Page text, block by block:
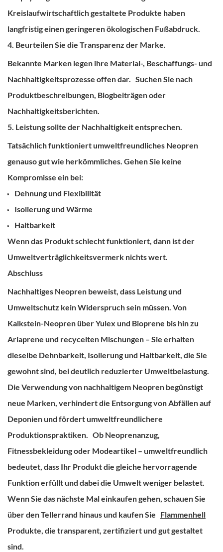
Kreislaufwirtschaftlich gestaltete Produkte haben
langfristig einen geringeren ökologischen Fußabdruck.
4. Beurteilen Sie die Transparenz der Marke.
Bekannte Marken legen ihre Material-, Beschaffungs- und
Nachhaltigkeitsprozesse offen dar. Suchen Sie nach
Produktbeschreibungen, Blogbeiträgen oder
Nachhaltigkeitsberichten.
5. Leistung sollte der Nachhaltigkeit entsprechen.
Tatsächlich funktioniert umweltfreundliches Neopren
genauso gut wie herkömmliches. Gehen Sie keine
Kompromisse ein bei:
Dehnung und Flexibilität
Isolierung und Wärme
Haltbarkeit
Wenn das Produkt schlecht funktioniert, dann ist der
Umweltverträglichkeitsvermerk nichts wert.
Abschluss
Nachhaltiges Neopren beweist, dass Leistung und
Umweltschutz kein Widerspruch sein müssen. Von
Kalkstein-Neopren über Yulex und Bioprene bis hin zu
Ariaprene und recycelten Mischungen – Sie erhalten
dieselbe Dehnbarkeit, Isolierung und Haltbarkeit, die Sie
gewohnt sind, bei deutlich reduzierter Umweltbelastung.
Die Verwendung von nachhaltigem Neopren begünstigt
neue Marken, verhindert die Entsorgung von Abfällen auf
Deponien und fördert umweltfreundlichere
Produktionspraktiken. Ob Neoprenanzug,
Fitnessbekleidung oder Modeartikel – umweltfreundlich
bedeutet, dass Ihr Produkt die gleiche hervorragende
Funktion erfüllt und dabei die Umwelt weniger belastet.
Wenn Sie das nächste Mal einkaufen gehen, schauen Sie
über den Tellerrand hinaus und kaufen Sie Flammenhell
Produkte, die transparent, zertifiziert und gut gestaltet
sind.